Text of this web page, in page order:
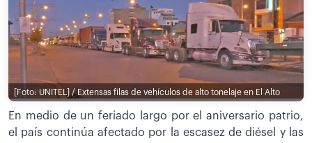
[Foto: UNITEL] / Extensas filas de vehículos de alto tonelaje en El Alto
En medio de un feriado largo por el aniversario patrio,
el país continúa afectado por la escasez de diésel y las